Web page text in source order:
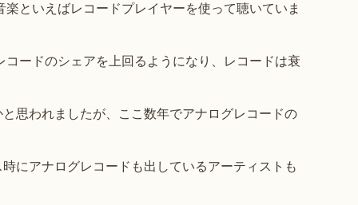
といえばレコードプレイヤーを使って聴いていま
ードのシェアを上回るようになり、レコードは衰
思われましたが、ここ数年でアナログレコードの
にアナログレコードも出しているアーティストも